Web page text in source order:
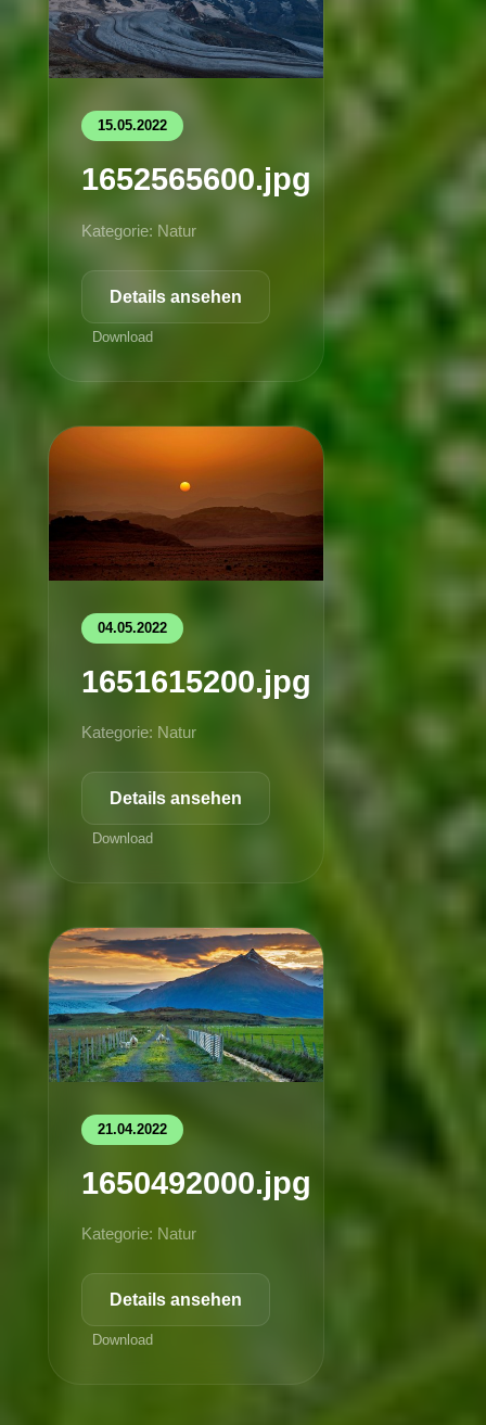
15.05.2022
1652565600.jpg
Kategorie: Natur
Details ansehen
Download
04.05.2022
1651615200.jpg
Kategorie: Natur
Details ansehen
Download
21.04.2022
1650492000.jpg
Kategorie: Natur
Details ansehen
Download